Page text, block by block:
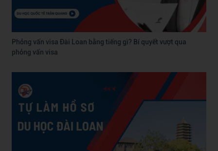
Phỏng vấn visa Đài Loan bằng tiếng gì? Bí quyết vượt qua
phỏng vấn visa